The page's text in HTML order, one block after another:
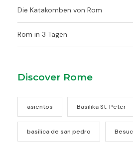
Die Katakomben von Rom
Rom in 3 Tagen
Discover Rome
asientos Basilika St. Peter
basílica de san pedro